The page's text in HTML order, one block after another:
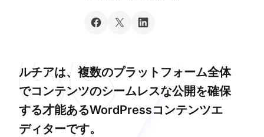
ルチアは、複数のプラットフォーム全体
でコンテンツのシームレスな公開を確保
する才能あるWordPressコンテンツエ
ディターです。